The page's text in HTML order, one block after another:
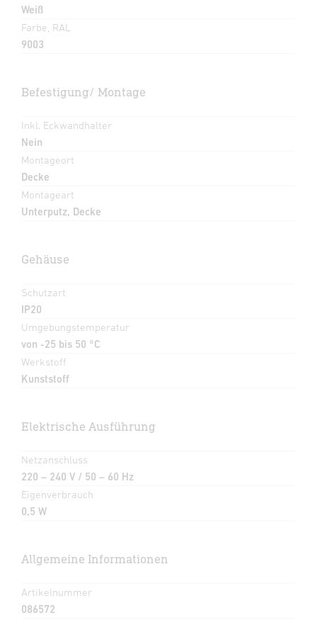
Weiß
Farbe, RAL
9003
Befestigung/ Montage
Inkl. Eckwandhalter
Nein
Montageort
Decke
Montageart
Unterputz, Decke
Gehäuse
Schutzart
IP20
Umgebungstemperatur
von -25 bis 50 °C
Werkstoff
Kunststoff
Elektrische Ausführung
Netzanschluss
220 – 240 V / 50 – 60 Hz
Eigenverbrauch
0,5 W
Allgemeine Informationen
Artikelnummer
086572